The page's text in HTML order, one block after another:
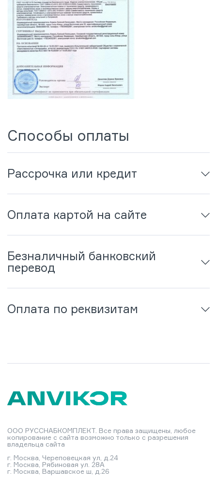
Способы оплаты
Рассрочка или кредит
Оплата картой на сайте
Безналичный банковский
перевод
Оплата по реквизитам
ООО РУССНАБКОМПЛЕКТ. Все права защищены, любое
копирование с сайта возможно только с разрешения
владельца сайта
г. Москва, Череповецкая ул, д.24
г. Москва, Рябиновая ул. 28А
г. Москва, Варшавское ш, д.26